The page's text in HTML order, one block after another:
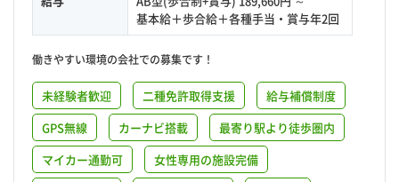
基本給＋歩合給＋各種手当・賞与年2回
働きやすい環境の会社での募集です！
未経験者歓迎 二種免許取得支援
給与補償制度
GPS無線
カーナビ搭載
最寄り駅より徒歩圏内
マイカー通勤可
女性専用の施設完備